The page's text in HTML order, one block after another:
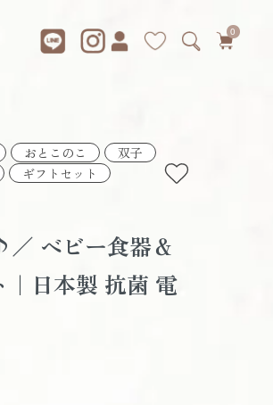
0
おとこのこ
双子
ギフトセット
ベビー食器＆
日本製 抗菌 電